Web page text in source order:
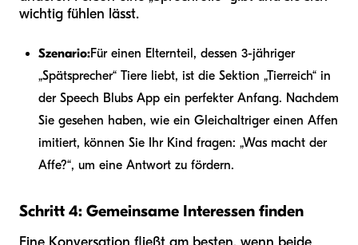
wichtig fühlen lässt.
Szenario:Für einen Elternteil, dessen 3-jähriger
„Spätsprecher“ Tiere liebt, ist die Sektion „Tierreich“ in
der Speech Blubs App ein perfekter Anfang. Nachdem
Sie gesehen haben, wie ein Gleichaltriger einen Affen
imitiert, können Sie Ihr Kind fragen: „Was macht der
Affe?“, um eine Antwort zu fördern.
Schritt 4: Gemeinsame Interessen finden